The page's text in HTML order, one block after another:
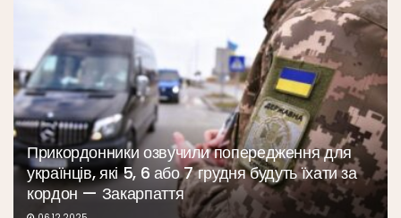
Прикордонники озвучили попередження для
українців, які 5, 6 або 7 грудня будуть їхати за
кордон — Закарпаття